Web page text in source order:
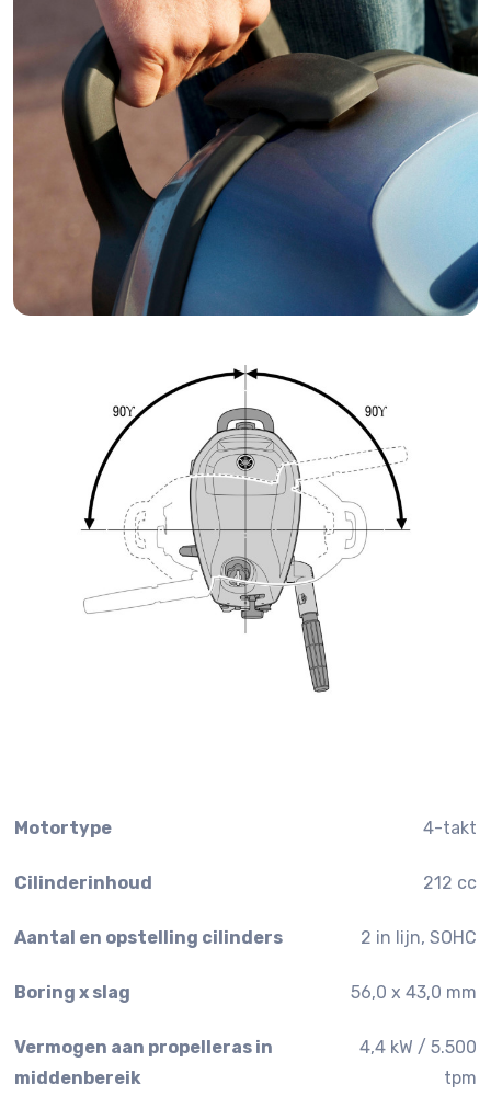
Motortype 4-takt
Cilinderinhoud 212 cc
Aantal en opstelling cilinders 2 in lijn, SOHC
Boring x slag 56,0 x 43,0 mm
Vermogen aan propelleras in
middenbereik
4,4 kW / 5.500
tpm